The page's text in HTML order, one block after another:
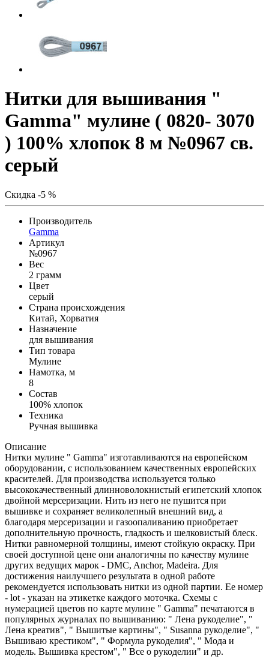
Нитки для вышивания "
Gamma" мулине ( 0820- 3070
) 100% хлопок 8 м №0967 св.
серый
Скидка -5 %
Производитель
Gamma
Артикул
№0967
Вес
2 грамм
Цвет
серый
Страна происхождения
Китай, Хорватия
Назначение
для вышивания
Тип товара
Мулине
Намотка, м
8
Состав
100% хлопок
Техника
Ручная вышивка
Описание
Нитки мулине " Gamma" изготавливаются на европейском
оборудовании, с использованием качественных европейских
красителей. Для производства используется только
высококачественный длинноволокнистый египетский хлопок
двойной мерсеризации. Нить из него не пушится при
вышивке и сохраняет великолепный внешний вид, а
благодаря мерсеризации и газоопаливанию приобретает
дополнительную прочность, гладкость и шелковистый блеск.
Нитки равномерной толщины, имеют стойкую окраску. При
своей доступной цене они аналогичны по качеству мулине
других ведущих марок - DMC, Anchor, Madeira. Для
достижения наилучшего результата в одной работе
рекомендуется использовать нитки из одной партии. Ее номер
- lot - указан на этикетке каждого моточка. Схемы с
нумерацией цветов по карте мулине " Gamma" печатаются в
популярных журналах по вышиванию: " Лена рукоделие", "
Лена креатив", " Вышитые картины", " Susanna рукоделие", "
Вышиваю крестиком", " Формула рукоделия", " Мода и
модель. Вышивка крестом", " Все о рукоделии" и др.